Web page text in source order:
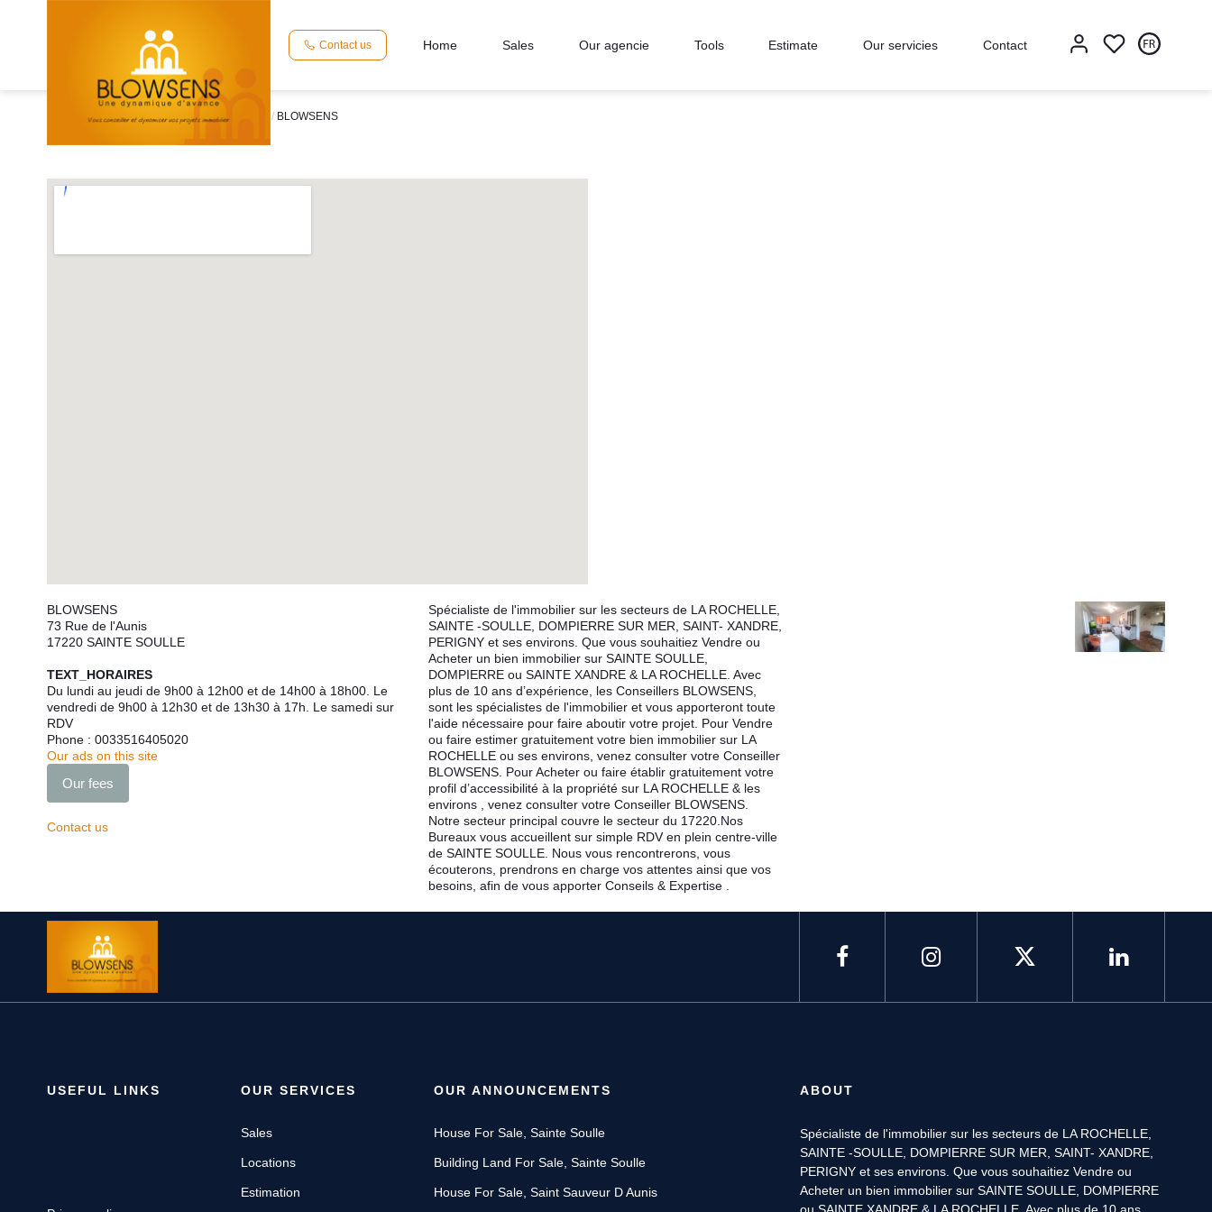
Contact us Home Sales Our agencie Tools Estimate Our servicies Contact
TEXT_GENERIC_MANUFACTURER BLOWSENS
BLOWSENS
73 Rue de l'Aunis
17220 SAINTE SOULLE
TEXT_HORAIRES
Du lundi au jeudi de 9h00 à 12h00 et de 14h00 à 18h00. Le
vendredi de 9h00 à 12h30 et de 13h30 à 17h. Le samedi sur
RDV
Phone : 0033516405020
Our ads on this site
Our fees
Contact us
Spécialiste de l'immobilier sur les secteurs de LA ROCHELLE,
SAINTE -SOULLE, DOMPIERRE SUR MER, SAINT- XANDRE,
PERIGNY et ses environs. Que vous souhaitiez Vendre ou
Acheter un bien immobilier sur SAINTE SOULLE,
DOMPIERRE ou SAINTE XANDRE & LA ROCHELLE. Avec
plus de 10 ans d’expérience, les Conseillers BLOWSENS,
sont les spécialistes de l'immobilier et vous apporteront toute
l'aide nécessaire pour faire aboutir votre projet. Pour Vendre
ou faire estimer gratuitement votre bien immobilier sur LA
ROCHELLE ou ses environs, venez consulter votre Conseiller
BLOWSENS. Pour Acheter ou faire établir gratuitement votre
profil d’accessibilité à la propriété sur LA ROCHELLE & les
environs , venez consulter votre Conseiller BLOWSENS.
Notre secteur principal couvre le secteur du 17220.Nos
Bureaux vous accueillent sur simple RDV en plein centre-ville
de SAINTE SOULLE. Nous vous rencontrerons, vous
écouterons, prendrons en charge vos attentes ainsi que vos
besoins, afin de vous apporter Conseils & Expertise .
USEFUL LINKS OUR SERVICES
Sales
Locations
Estimation
OUR ANNOUNCEMENTS
House For Sale, Sainte Soulle
Building Land For Sale, Sainte Soulle
House For Sale, Saint Sauveur D Aunis
ABOUT
Spécialiste de l'immobilier sur les secteurs de LA ROCHELLE,
SAINTE -SOULLE, DOMPIERRE SUR MER, SAINT- XANDRE,
PERIGNY et ses environs. Que vous souhaitiez Vendre ou
Acheter un bien immobilier sur SAINTE SOULLE, DOMPIERRE